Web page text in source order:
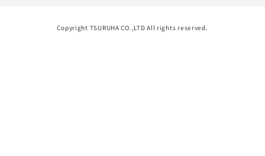
Copyright TSURUHA CO.,LTD All rights reserved.